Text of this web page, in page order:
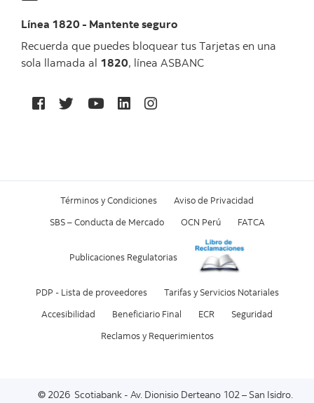
Línea 1820 - Mantente seguro
Recuerda que puedes bloquear tus Tarjetas en una
sola llamada al 1820, línea ASBANC
Términos y Condiciones Aviso de Privacidad
SBS – Conducta de Mercado OCN Perú FATCA
Publicaciones Regulatorias
PDP - Lista de proveedores Tarifas y Servicios Notariales
Accesibilidad Beneficiario Final ECR Seguridad
Reclamos y Requerimientos
© 2026 Scotiabank - Av. Dionisio Derteano 102 – San Isidro.